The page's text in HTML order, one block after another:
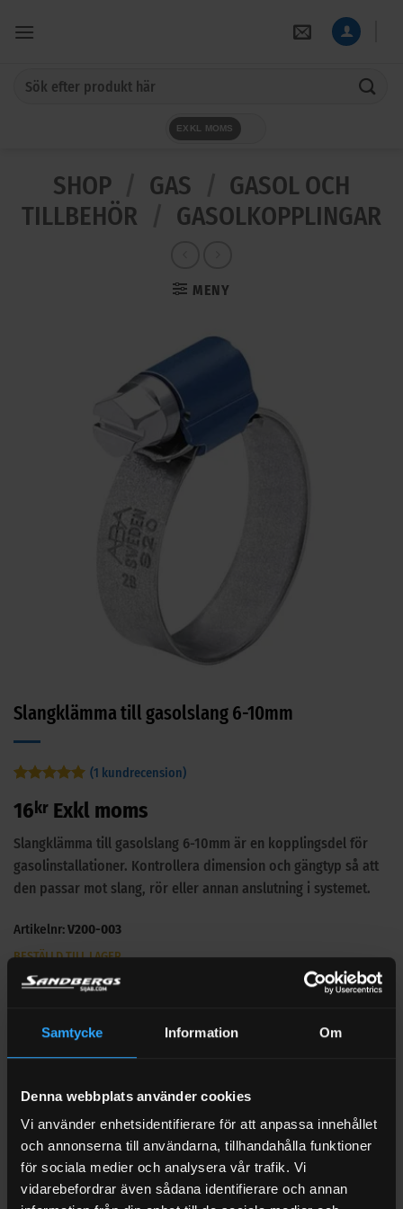
Samtycke Information Om
Denna webbplats använder cookies
Vi använder enhetsidentifierare för att anpassa innehållet
och annonserna till användarna, tillhandahålla funktioner
för sociala medier och analysera vår trafik. Vi
vidarebefordrar även sådana identifierare och annan
EXKL MOMS
SHOP GAS
GASOL OCH
TILLBEHÖR
GASOLKOPPLINGAR
MENY
Slangklämma till gasolslang 6-10mm
av 5
baserat på
kundrecension
(1 kundrecension)
16 kr Exkl moms
Slangklämma till gasolslang 6-10mm är en kopplingsdel för
gasolinstallationer. Kontrollera dimension och gängtyp så att
den passar mot slang, rör eller annan anslutning i systemet.
Artikelnr:V200-003
BESTÄLLD TILL LAGER
Slangklämma till gasolslang 6-10mm mängd
LÄGG TILL I VARUKORG
🔍 Se vårt övriga sortiment med Gasolkopplingar